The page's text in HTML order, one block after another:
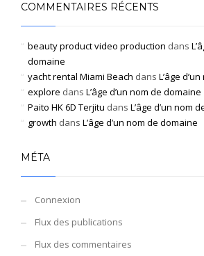
COMMENTAIRES RÉCENTS
beauty product video production dans
domaine
yacht rental Miami Beach dans L’âge
explore dans L’âge d’un nom de domaine
Paito HK 6D Terjitu dans L’âge d’un nom
growth dans L’âge d’un nom de domaine
MÉTA
Connexion
Flux des publications
Flux des commentaires